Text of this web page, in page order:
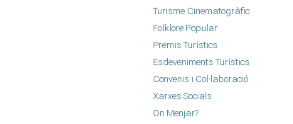
Turisme Cinematogràfic
Folklore Popular
Premis Turístics
Esdeveniments Turístics
Convenis i Col·laboració
Xarxes Socials
On Menjar?